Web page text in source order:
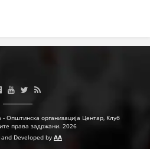
Општинска организација Центар, Клуб
права задржани. 2026
and Developed by AA